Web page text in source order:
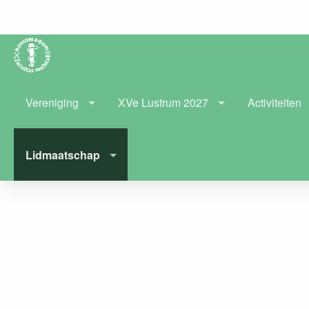
Vereniging XVe Lustrum 2027 Activiteiten
Lidmaatschap